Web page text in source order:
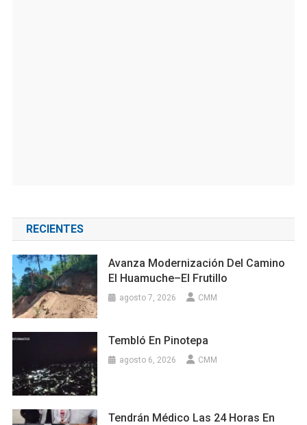
RECIENTES
Avanza Modernización Del Camino
El Huamuche–El Frutillo
agosto 7, 2026 CMM
Tembló En Pinotepa
agosto 6, 2026 CMM
Tendrán Médico Las 24 Horas En